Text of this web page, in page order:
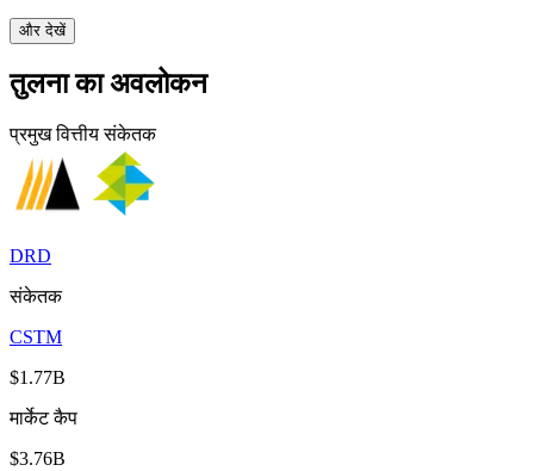
और देखें
तुलना का अवलोकन
प्रमुख वित्तीय संकेतक
DRD
संकेतक
CSTM
$1.77B
मार्केट कैप
$3.76B